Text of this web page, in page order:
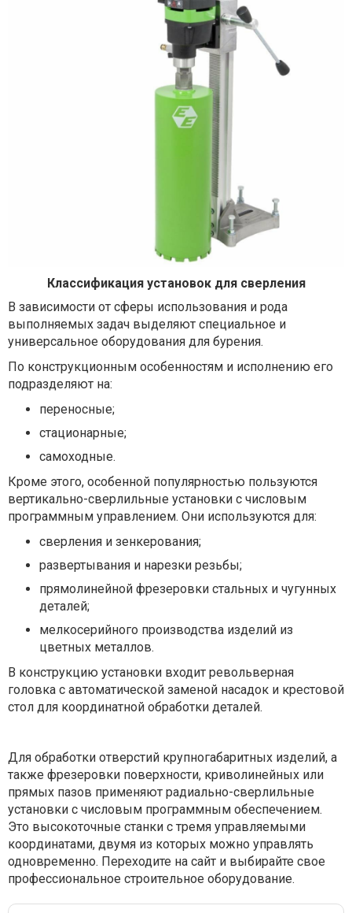
Классификация установок для сверления
В зависимости от сферы использования и рода
выполняемых задач выделяют специальное и
универсальное оборудования для бурения.
По конструкционным особенностям и исполнению его
подразделяют на:
переносные;
стационарные;
самоходные.
Кроме этого, особенной популярностью пользуются
вертикально-сверлильные установки с числовым
программным управлением. Они используются для:
сверления и зенкерования;
развертывания и нарезки резьбы;
прямолинейной фрезеровки стальных и чугунных
деталей;
мелкосерийного производства изделий из
цветных металлов.
В конструкцию установки входит револьверная
головка с автоматической заменой насадок и крестовой
стол для координатной обработки деталей.
Для обработки отверстий крупногабаритных изделий, а
также фрезеровки поверхности, криволинейных или
прямых пазов применяют радиально-сверлильные
установки с числовым программным обеспечением.
Это высокоточные станки с тремя управляемыми
координатами, двумя из которых можно управлять
одновременно. Переходите на сайт и выбирайте свое
профессиональное строительное оборудование.